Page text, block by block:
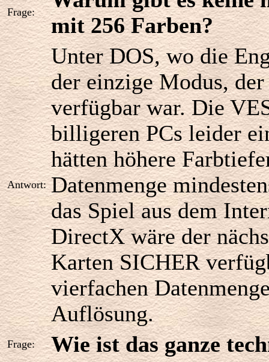
Frage:
mit 256 Farben?
Antwort:
Unter DOS, wo die
der einzige Modus,
verfügbar war. Die
billigeren PCs leider
hätten höhere
Datenmenge
das Spiel aus dem
DirectX wäre der
Karten SICHER
vierfachen
Auflösung.
Frage: Wie ist das ganze